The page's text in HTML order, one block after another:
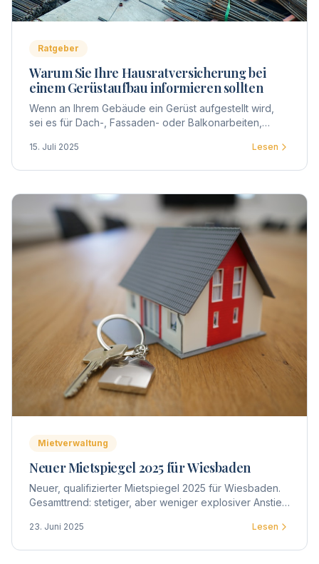
Ratgeber
Warum Sie Ihre Hausratversicherung bei
einem Gerüstaufbau informieren sollten
Wenn an Ihrem Gebäude ein Gerüst aufgestellt wird,
sei es für Dach-, Fassaden- oder Balkonarbeiten,
sondern auch jeden einzelnen Eigentümer.
15. Juli 2025 Lesen
Mietverwaltung
Neuer Mietspiegel 2025 für Wiesbaden
Neuer, qualifizierter Mietspiegel 2025 für Wiesbaden.
Gesamttrend: stetiger, aber weniger explosiver Anstieg
23. Juni 2025 Lesen